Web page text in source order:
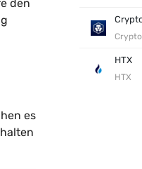
den
es
HTX
HTX